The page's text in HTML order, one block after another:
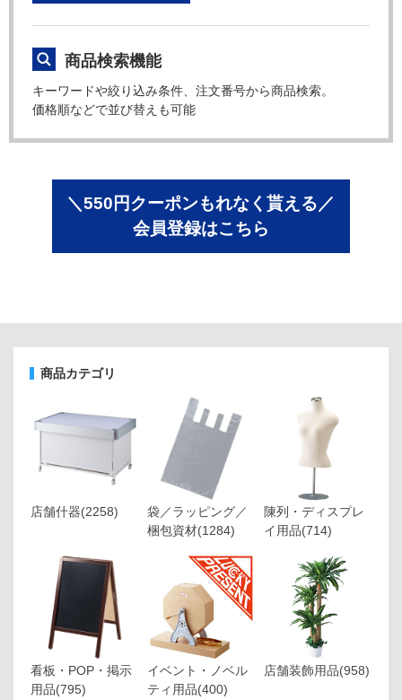
商品検索機能
キーワードや絞り込み条件、注文番号から商品検索。
価格順などで並び替えも可能
＼550円クーポンもれなく貰える／
会員登録はこちら
商品カテゴリ
店舗什器(2258)
袋／ラッピング／
梱包資材(1284)
陳列・ディスプレ
イ用品(714)
看板・POP・掲示
用品(795)
イベント・ノベル
ティ用品(400)
店舗装飾用品(958)